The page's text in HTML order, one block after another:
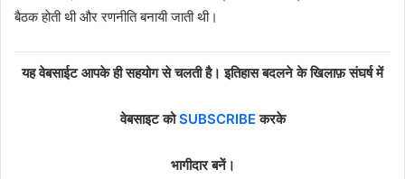
बैठक होती थी और रणनीति बनायी जाती थी।
यह वेबसाईट आपके ही सहयोग से चलती है। इतिहास बदलने के खिलाफ़ संघर्ष में
वेबसाइट कोSUBSCRIBEकरके
भागीदार बनें।